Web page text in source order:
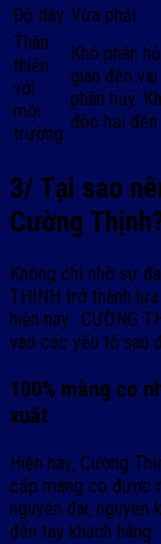
Độ dày Vừa phải
Thân
thiện
với
môi
trường
Khó phân
gian đến
phân hủy.
độc hại
3/ Tại sao
Cường
Không chỉ nhờ sự
THỊNH trở thành
hiện nay. CƯỜNG
vào các yếu tố sau
100% màng co
xuất
Hiện nay, Cường
cấp màng co được
nguyên đai,
đến tay khách hàng.